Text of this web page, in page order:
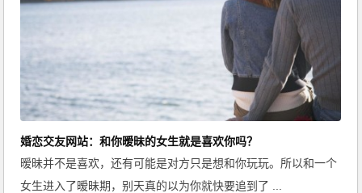
婚恋交友网站：和你暧昧的女生就是喜欢你吗？
暧昧并不是喜欢，还有可能是对方只是想和你玩玩。所以和一个
女生进入了暧昧期，别天真的以为你就快要追到了 ...